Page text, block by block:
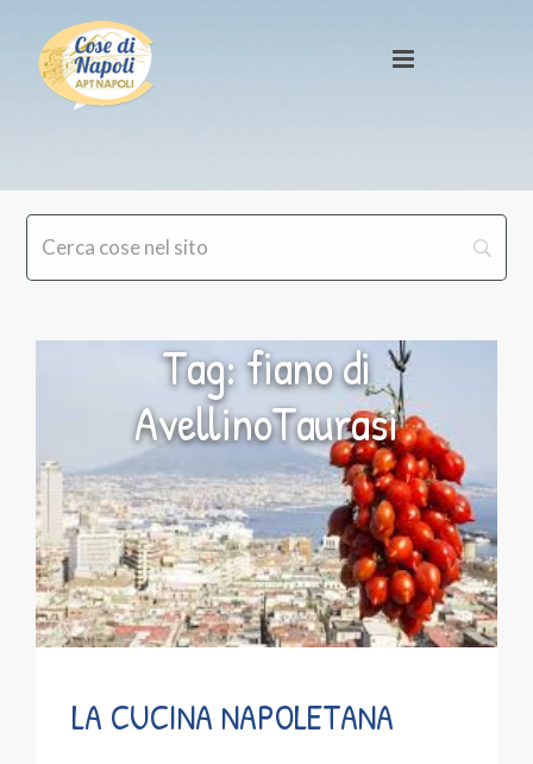
Tag: fiano di
AvellinoTaurasi
LA CUCINA NAPOLETANA